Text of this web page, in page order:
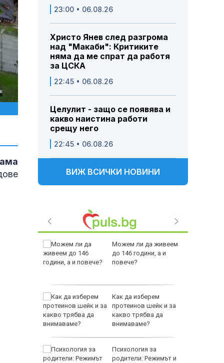
23:00 • 06.08.26
Христо Янев след разгрома
над "Макаби": Критиките
няма да ме спрат да работя
за ЦСКА
22:45 • 06.08.26
Целулит - защо се появява и
какво наистина работи
срещу него
22:45 • 06.08.26
ВИЖ ВСИЧКИ НОВИНИ
Можем ли да живеем
до 146 години, а и
повече?
Как да изберем
протеинов шейк и за
какво трябва да
внимаваме?
Психология за
родители: Режимът и